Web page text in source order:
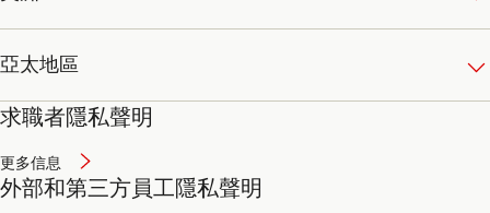
亞太地區
求職者隱私聲明
更多信息
外部和第三方員工隱私聲明